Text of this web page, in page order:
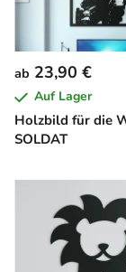
Holzbild für die
SOLDAT
ab 23,90 €
Auf Lager